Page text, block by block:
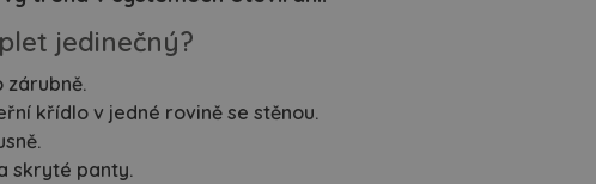
otvorů
jedinečný?
zárubně.
křídlo v jedné rovině se stěnou.
skryté panty.